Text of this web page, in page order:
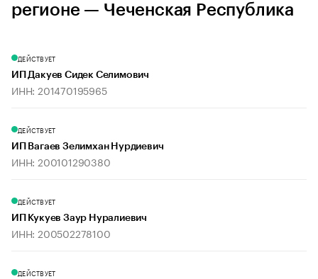
регионе — Чеченская Республика
ДЕЙСТВУЕТ
ИП Дакуев Сидек Селимович
ИНН: 201470195965
ДЕЙСТВУЕТ
ИП Вагаев Зелимхан Нурдиевич
ИНН: 200101290380
ДЕЙСТВУЕТ
ИП Кукуев Заур Нуралиевич
ИНН: 200502278100
ДЕЙСТВУЕТ